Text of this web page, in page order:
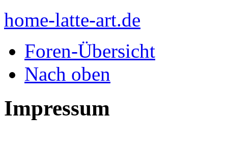
home-latte-art.de
Foren-Übersicht
Nach oben
Impressum